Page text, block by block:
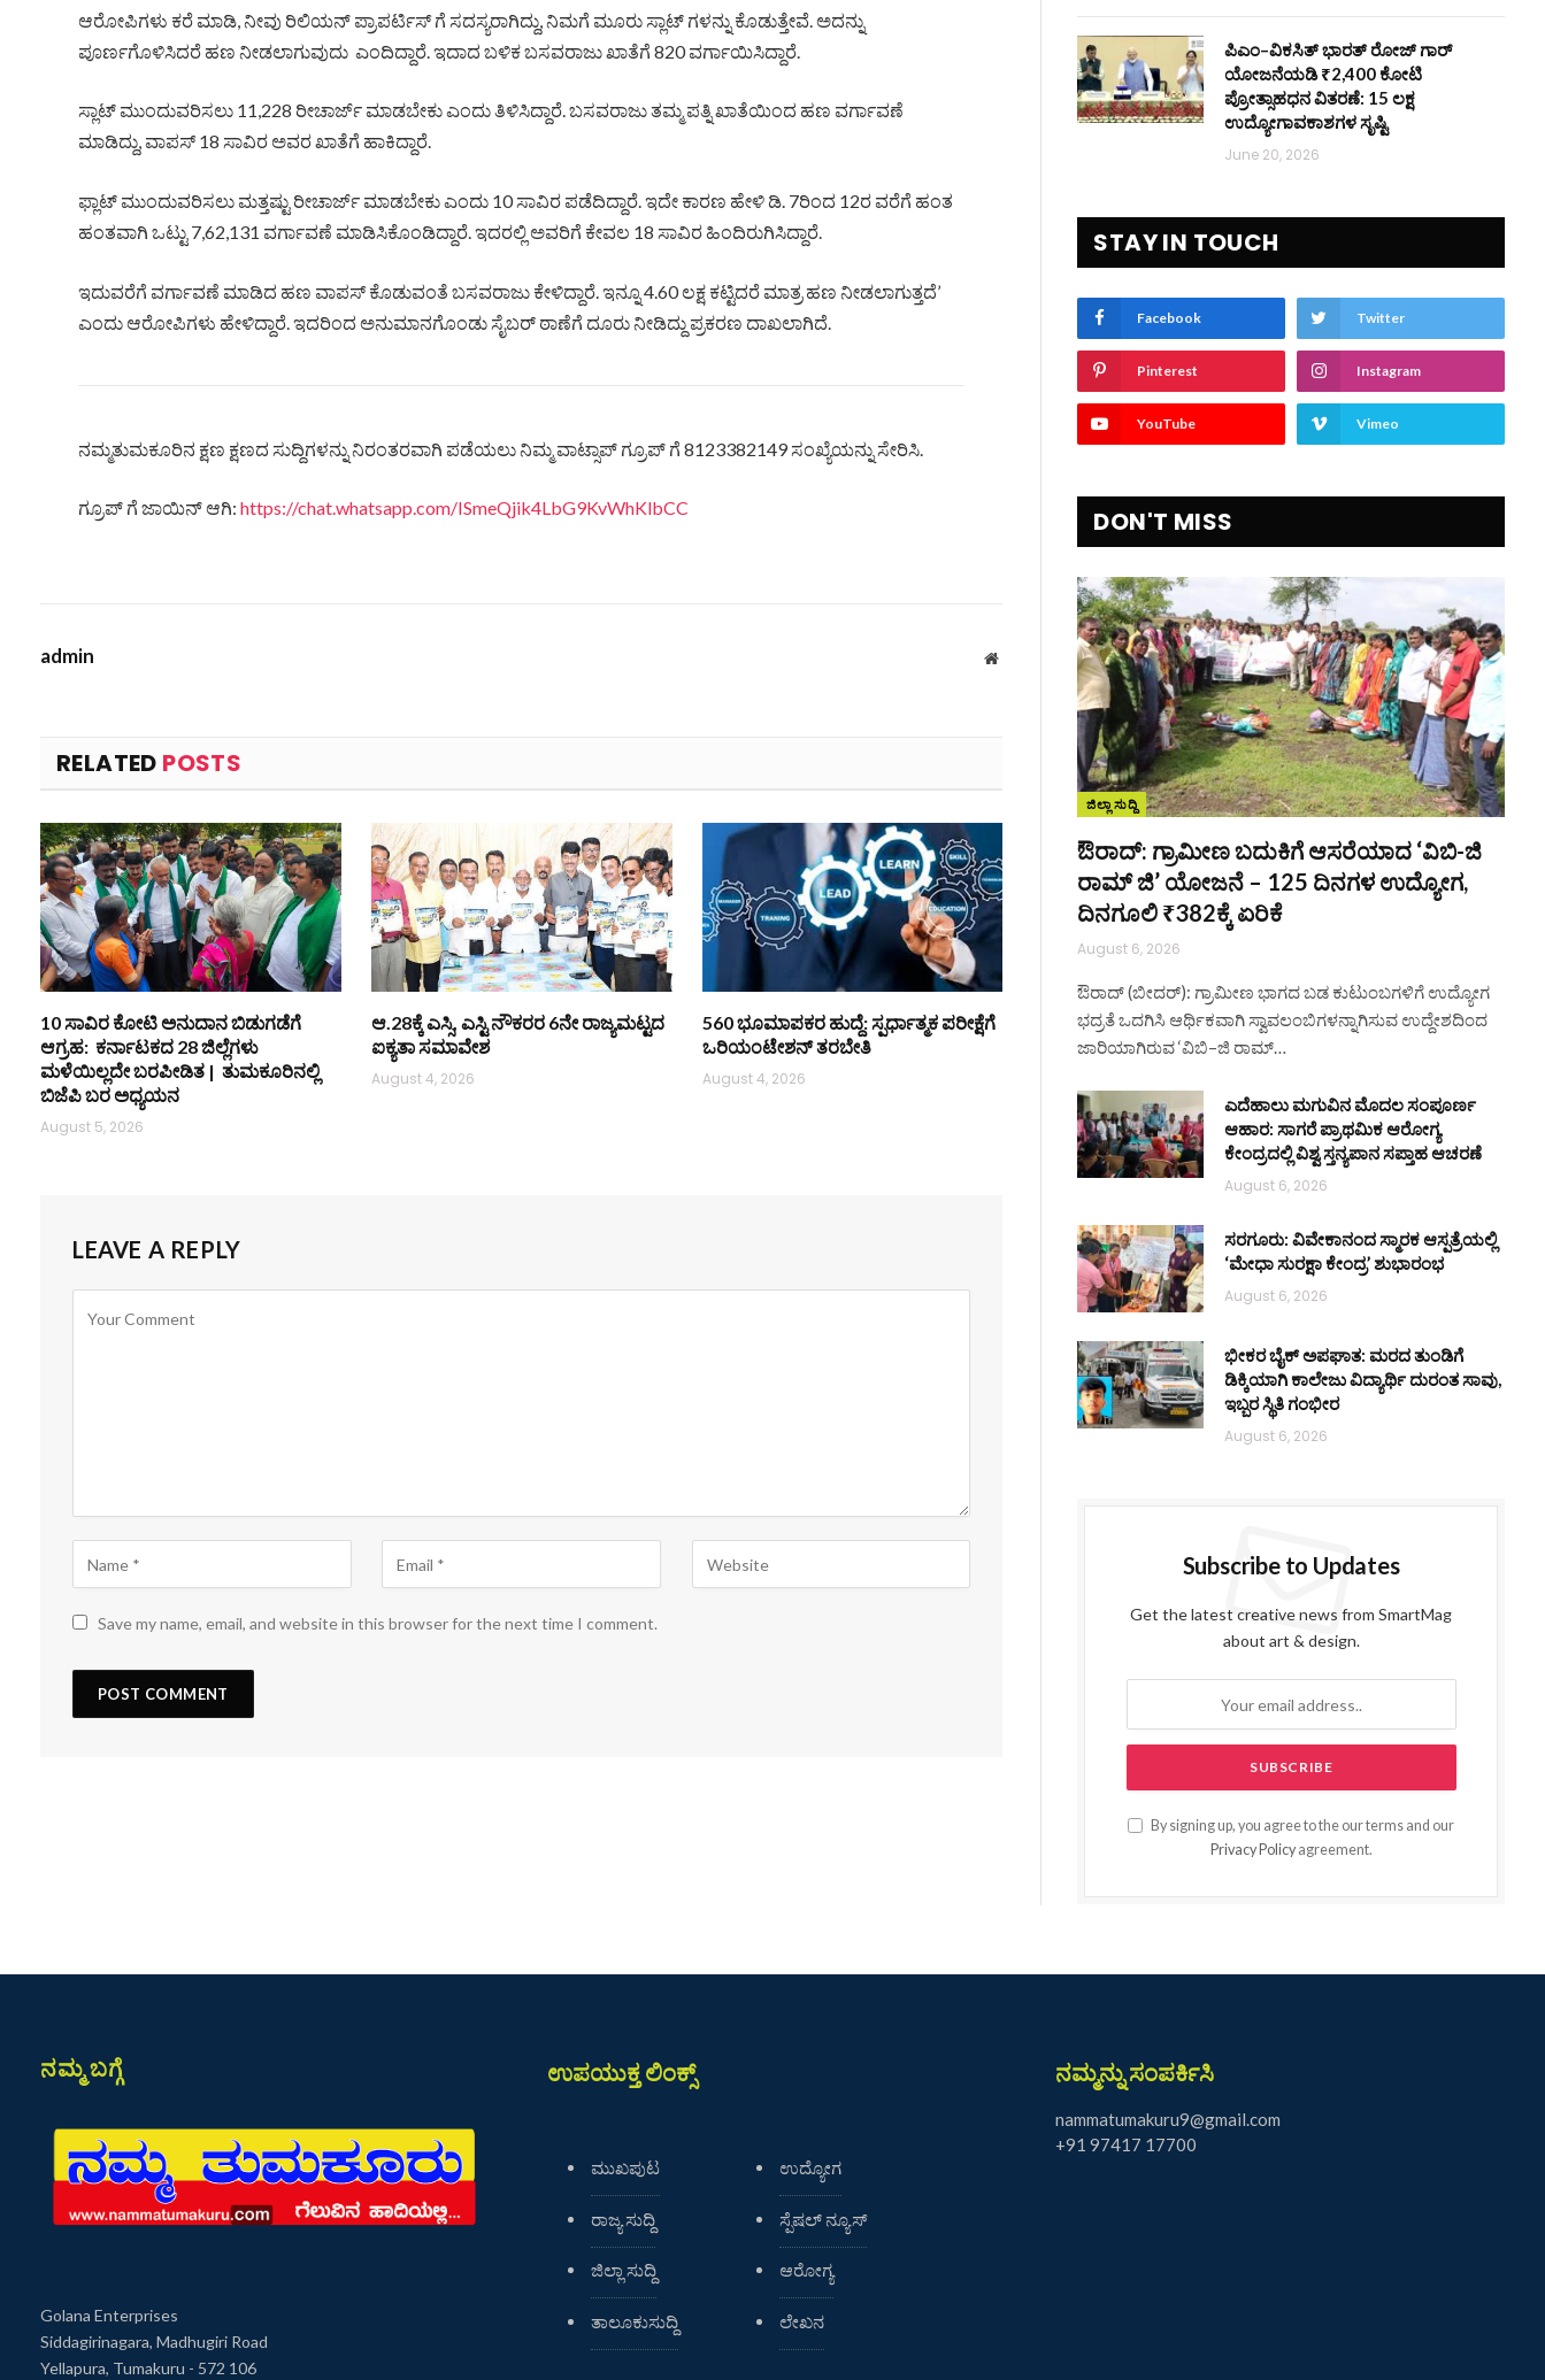
ಆರೋಪಿಗಳು ಕರೆ ಮಾಡಿ, ನೀವು ರಿಲಿಯನ್ ಪ್ರಾಪರ್ಟಿಸ್‌ ಗೆ ಸದಸ್ಯರಾಗಿದ್ದು, ನಿಮಗೆ ಮೂರು ಸ್ಲಾಟ್‌ ಗಳನ್ನು ಕೊಡುತ್ತೇವೆ. ಅದನ್ನು
ಪೂರ್ಣಗೊಳಿಸಿದರೆ ಹಣ ನೀಡಲಾಗುವುದು ಎಂದಿದ್ದಾರೆ. ಇದಾದ ಬಳಿಕ ಬಸವರಾಜು ಖಾತೆಗೆ 820 ವರ್ಗಾಯಿಸಿದ್ದಾರೆ.
ಸ್ಲಾಟ್ ಮುಂದುವರಿಸಲು 11,228 ರೀಚಾರ್ಜ್ ಮಾಡಬೇಕು ಎಂದು ತಿಳಿಸಿದ್ದಾರೆ. ಬಸವರಾಜು ತಮ್ಮ ಪತ್ನಿ ಖಾತೆಯಿಂದ ಹಣ ವರ್ಗಾವಣೆ
ಮಾಡಿದ್ದು, ವಾಪಸ್ 18 ಸಾವಿರ ಅವರ ಖಾತೆಗೆ ಹಾಕಿದ್ದಾರೆ.
ಫ್ಲಾಟ್ ಮುಂದುವರಿಸಲು ಮತ್ತಷ್ಟು ರೀಚಾರ್ಜ್ ಮಾಡಬೇಕು ಎಂದು 10 ಸಾವಿರ ಪಡೆದಿದ್ದಾರೆ. ಇದೇ ಕಾರಣ ಹೇಳಿ ಡಿ. 7ರಿಂದ 12ರ ವರೆಗೆ ಹಂತ
ಹಂತವಾಗಿ ಒಟ್ಟು 7,62,131 ವರ್ಗಾವಣೆ ಮಾಡಿಸಿಕೊಂಡಿದ್ದಾರೆ. ಇದರಲ್ಲಿ ಅವರಿಗೆ ಕೇವಲ 18 ಸಾವಿರ ಹಿಂದಿರುಗಿಸಿದ್ದಾರೆ.
ಇದುವರೆಗೆ ವರ್ಗಾವಣೆ ಮಾಡಿದ ಹಣ ವಾಪಸ್ ಕೊಡುವಂತೆ ಬಸವರಾಜು ಕೇಳಿದ್ದಾರೆ. ಇನ್ನೂ 4.60 ಲಕ್ಷ ಕಟ್ಟಿದರೆ ಮಾತ್ರ ಹಣ ನೀಡಲಾಗುತ್ತದೆ’
ಎಂದು ಆರೋಪಿಗಳು ಹೇಳಿದ್ದಾರೆ. ಇದರಿಂದ ಅನುಮಾನಗೊಂಡು ಸೈಬರ್ ಠಾಣೆಗೆ ದೂರು ನೀಡಿದ್ದು ಪ್ರಕರಣ ದಾಖಲಾಗಿದೆ.
ನಮ್ಮತುಮಕೂರಿನ ಕ್ಷಣ ಕ್ಷಣದ ಸುದ್ದಿಗಳನ್ನು ನಿರಂತರವಾಗಿ ಪಡೆಯಲು ನಿಮ್ಮ ವಾಟ್ಸಾಪ್ ಗ್ರೂಪ್ ಗೆ 8123382149 ಸಂಖ್ಯೆಯನ್ನು ಸೇರಿಸಿ.
ಗ್ರೂಪ್ ಗೆ ಜಾಯಿನ್ ಆಗಿ: https://chat.whatsapp.com/ISmeQjik4LbG9KvWhKlbCC
admin Website
RELATED POSTS
10 ಸಾವಿರ ಕೋಟಿ ಅನುದಾನ ಬಿಡುಗಡೆಗೆ
ಆಗ್ರಹ: ಕರ್ನಾಟಕದ 28 ಜಿಲ್ಲೆಗಳು
ಮಳೆಯಿಲ್ಲದೇ ಬರಪೀಡಿತ | ತುಮಕೂರಿನಲ್ಲಿ
ಬಿಜೆಪಿ ಬರ ಅಧ್ಯಯನ
August 5, 2026
ಆ.28ಕ್ಕೆ ಎಸ್ಸಿ, ಎಸ್ಟಿ ನೌಕರರ 6ನೇ ರಾಜ್ಯಮಟ್ಟದ
ಐಕ್ಯತಾ ಸಮಾವೇಶ
August 4, 2026
560 ಭೂಮಾಪಕರ ಹುದ್ದೆ: ಸ್ಪರ್ಧಾತ್ಮಕ ಪರೀಕ್ಷೆಗೆ
ಒರಿಯಂಟೇಶನ್ ತರಬೇತಿ
August 4, 2026
LEAVE A REPLY
Save my name, email, and website in this browser for the next time I comment.
ಪಿಎಂ–ವಿಕಸಿತ್ ಭಾರತ್ ರೋಜ್‌ ಗಾರ್
ಯೋಜನೆಯಡಿ ₹2,400 ಕೋಟಿ
ಪ್ರೋತ್ಸಾಹಧನ ವಿತರಣೆ: 15 ಲಕ್ಷ
ಉದ್ಯೋಗಾವಕಾಶಗಳ ಸೃಷ್ಟಿ
June 20, 2026
STAY IN TOUCH
Facebook Twitter
Pinterest Instagram
YouTube Vimeo
DON'T MISS
ಜಿಲ್ಲಾ ಸುದ್ದಿ
ಔರಾದ್: ಗ್ರಾಮೀಣ ಬದುಕಿಗೆ ಆಸರೆಯಾದ ‘ವಿಬಿ-ಜಿ
ರಾಮ್ ಜಿ’ ಯೋಜನೆ – 125 ದಿನಗಳ ಉದ್ಯೋಗ,
ದಿನಗೂಲಿ ₹382ಕ್ಕೆ ಏರಿಕೆ
August 6, 2026
ಔರಾದ್ (ಬೀದರ್): ಗ್ರಾಮೀಣ ಭಾಗದ ಬಡ ಕುಟುಂಬಗಳಿಗೆ ಉದ್ಯೋಗ
ಭದ್ರತೆ ಒದಗಿಸಿ ಆರ್ಥಿಕವಾಗಿ ಸ್ವಾವಲಂಬಿಗಳನ್ನಾಗಿಸುವ ಉದ್ದೇಶದಿಂದ
ಜಾರಿಯಾಗಿರುವ ‘ವಿಬಿ–ಜಿ ರಾಮ್…
ಎದೆಹಾಲು ಮಗುವಿನ ಮೊದಲ ಸಂಪೂರ್ಣ
ಆಹಾರ: ಸಾಗರೆ ಪ್ರಾಥಮಿಕ ಆರೋಗ್ಯ
ಕೇಂದ್ರದಲ್ಲಿ ವಿಶ್ವ ಸ್ತನ್ಯಪಾನ ಸಪ್ತಾಹ ಆಚರಣೆ
August 6, 2026
ಸರಗೂರು: ವಿವೇಕಾನಂದ ಸ್ಮಾರಕ ಆಸ್ಪತ್ರೆಯಲ್ಲಿ
‘ಮೇಧಾ ಸುರಕ್ಷಾ ಕೇಂದ್ರ’ ಶುಭಾರಂಭ
August 6, 2026
ಭೀಕರ ಬೈಕ್ ಅಪಘಾತ: ಮರದ ತುಂಡಿಗೆ
ಡಿಕ್ಕಿಯಾಗಿ ಕಾಲೇಜು ವಿದ್ಯಾರ್ಥಿ ದುರಂತ ಸಾವು,
ಇಬ್ಬರ ಸ್ಥಿತಿ ಗಂಭೀರ
August 6, 2026
Subscribe to Updates
Get the latest creative news from SmartMag
about art & design.
By signing up, you agree to the our terms and our
Privacy Policyagreement.
ನಮ್ಮ ಬಗ್ಗೆ
Golana Enterprises
Siddagirinagara, Madhugiri Road
Yellapura, Tumakuru - 572 106
ಉಪಯುಕ್ತ ಲಿಂಕ್ಸ್
ಮುಖಪುಟ
ರಾಜ್ಯ ಸುದ್ದಿ
ಜಿಲ್ಲಾ ಸುದ್ದಿ
ತಾಲೂಕುಸುದ್ದಿ
ಉದ್ಯೋಗ
ಸ್ಪೆಷಲ್ ನ್ಯೂಸ್
ಆರೋಗ್ಯ
ಲೇಖನ
ನಮ್ಮನ್ನು ಸಂಪರ್ಕಿಸಿ
nammatumakuru9@gmail.com
+91 97417 17700